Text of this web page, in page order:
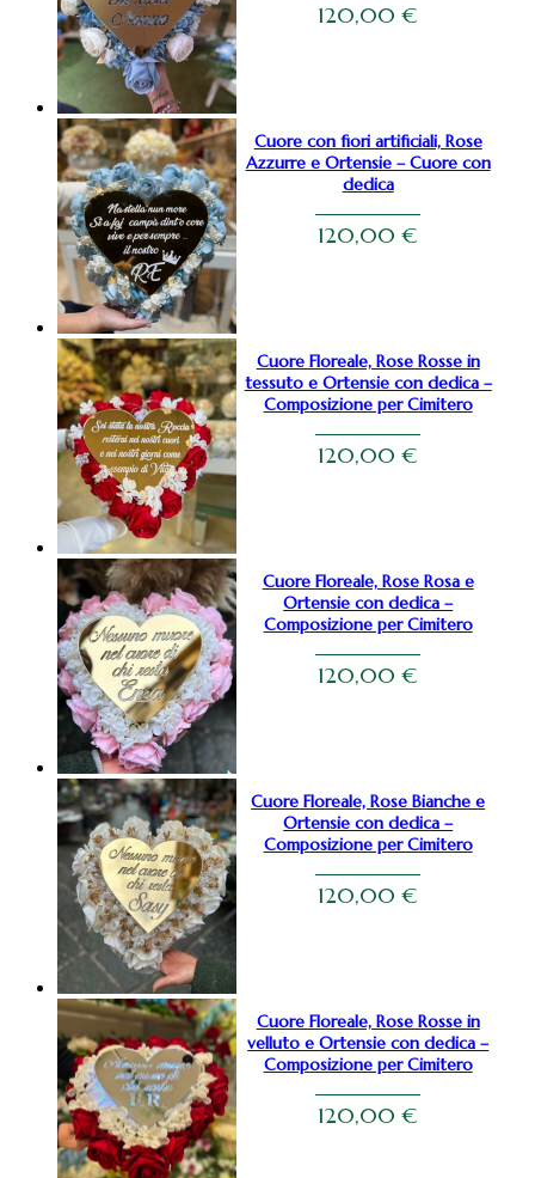
120,00€
Cuore con fiori artificiali, Rose
Azzurre e Ortensie – Cuore con
dedica
120,00€
Cuore Floreale, Rose Rosse in
tessuto e Ortensie con dedica –
Composizione per Cimitero
120,00€
Cuore Floreale, Rose Rosa e
Ortensie con dedica –
Composizione per Cimitero
120,00€
Cuore Floreale, Rose Bianche e
Ortensie con dedica –
Composizione per Cimitero
120,00€
Cuore Floreale, Rose Rosse in
velluto e Ortensie con dedica –
Composizione per Cimitero
120,00€